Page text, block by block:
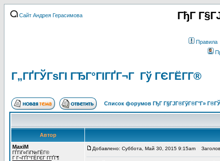
Сайт Андрея Герасимова ГђГ
Правила
Г„ГҐГЎГѕГІ ГЂГ°ГІГҐГ¬Г Гў ГЄГЁГ­Г®
Список форумов ГђГ Г§ГЈГ®ГўГ®Г°Г»
Автор
MaxiM
ГЃГіГ¤ГіГ№ГЁГ©
Г Г¬ГҐГ°ГЁГЄГ Г­ГҐГ¶
Добавлено: Суббота, Май 30, 2015 9:15am